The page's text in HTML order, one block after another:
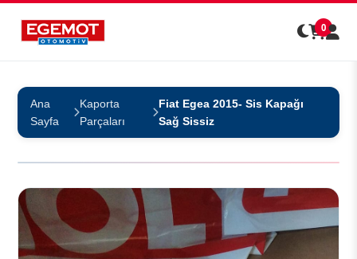
0
Ana
Sayfa
Kaporta
Parçaları
Fiat Egea 2015- Sis Kapağı
Sağ Sissiz